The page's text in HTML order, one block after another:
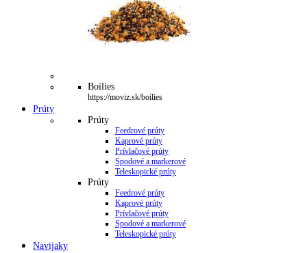
Boilies
https://moviz.sk/boilies
Prúty
Prúty
Feedrové prúty
Kaprové prúty
Prívlačové prúty
Spodové a markerové
Teleskopické prúty
Prúty
Feedrové prúty
Kaprové prúty
Prívlačové prúty
Spodové a markerové
Teleskopické prúty
Navijaky